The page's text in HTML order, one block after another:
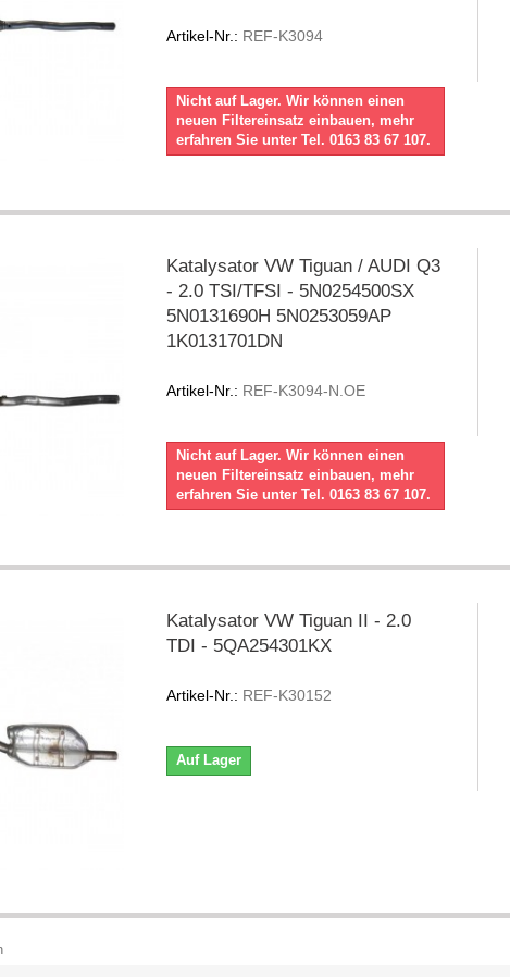
Artikel-Nr.: REF-K3094
Nicht auf Lager. Wir können einen
neuen Filtereinsatz einbauen, mehr
erfahren Sie unter Tel. 0163 83 67 107.
Katalysator VW Tiguan / AUDI Q3
- 2.0 TSI/TFSI - 5N0254500SX
5N0131690H 5N0253059AP
1K0131701DN
Artikel-Nr.: REF-K3094-N.OE
Nicht auf Lager. Wir können einen
neuen Filtereinsatz einbauen, mehr
erfahren Sie unter Tel. 0163 83 67 107.
Katalysator VW Tiguan II - 2.0
TDI - 5QA254301KX
Artikel-Nr.: REF-K30152
Auf Lager